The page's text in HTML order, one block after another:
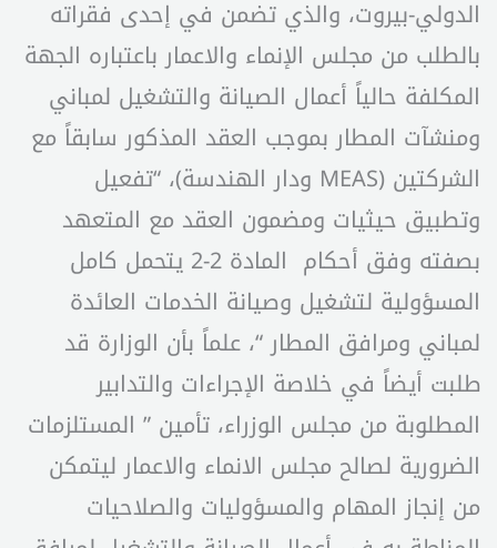
الدولي-بيروت، والذي تضمن في إحدى فقراته
بالطلب من مجلس الإنماء والاعمار باعتباره الجهة
المكلفة حالياً أعمال الصيانة والتشغيل لمباني
ومنشآت المطار بموجب العقد المذكور سابقاً مع
الشركتين (MEAS ودار الهندسة)، “تفعيل
وتطبيق حيثيات ومضمون العقد مع المتعهد
بصفته وفق أحكام المادة 2-2 يتحمل كامل
المسؤولية لتشغيل وصيانة الخدمات العائدة
لمباني ومرافق المطار “، علماً بأن الوزارة قد
طلبت أيضاً في خلاصة الإجراءات والتدابير
المطلوبة من مجلس الوزراء، تأمين ” المستلزمات
الضرورية لصالح مجلس الانماء والاعمار ليتمكن
من إنجاز المهام والمسؤوليات والصلاحيات